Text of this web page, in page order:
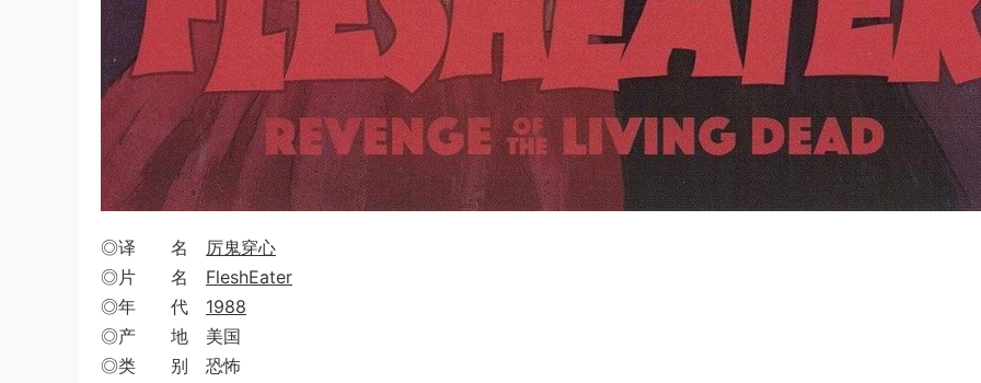
◎译 名 厉鬼穿心
◎片 名 FleshEater
◎年 代 1988
◎产 地 美国
◎类 别 恐怖